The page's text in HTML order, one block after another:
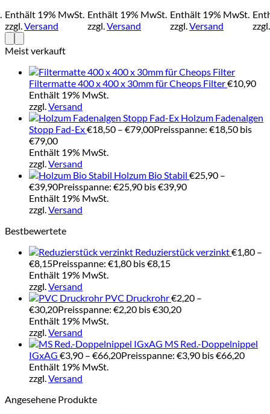
Enthält 19% MwSt.
zzgl.Versand
Enthält 19% MwSt.
zzgl.Versand
Enthält 19% MwSt.
zzgl.Versand
Meist verkauft
Filtermatte 400 x 400 x 30mm für Cheops Filter€10,90
Enthält 19% MwSt.
zzgl.Versand
Holzum Fadenalgen
Stopp Fad-Ex€18,50 – €79,00Preisspanne: €18,50 bis
€79,00
Enthält 19% MwSt.
zzgl.Versand
Holzum Bio Stabil €25,90 –
€39,90Preisspanne: €25,90 bis €39,90
Enthält 19% MwSt.
zzgl.Versand
Bestbewertete
Reduzierstück verzinkt€1,80 –
€8,15Preisspanne: €1,80 bis €8,15
Enthält 19% MwSt.
zzgl.Versand
PVC Druckrohr€2,20 –
€30,20Preisspanne: €2,20 bis €30,20
Enthält 19% MwSt.
zzgl.Versand
MS Red.-Doppelnippel
IGxAG €3,90 – €66,20Preisspanne: €3,90 bis €66,20
Enthält 19% MwSt.
zzgl.Versand
Angesehene Produkte